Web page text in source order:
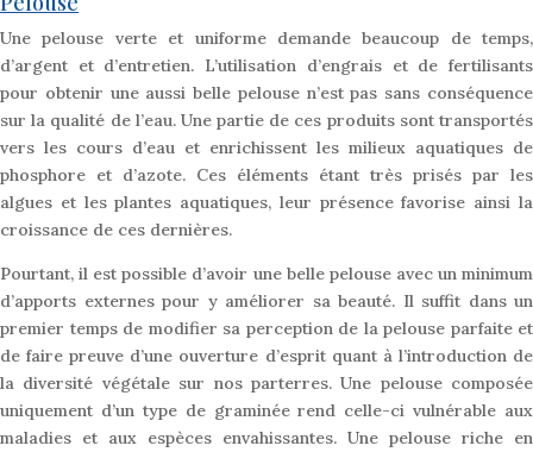
Une pelouse verte et uniforme demande beaucoup de temps,
d’argent et d’entretien. L’utilisation d’engrais et de fertilisants
pour obtenir une aussi belle pelouse n’est pas sans conséquence
sur la qualité de l’eau. Une partie de ces produits sont transportés
vers les cours d’eau et enrichissent les milieux aquatiques de
phosphore et d’azote. Ces éléments étant très prisés par les
algues et les plantes aquatiques, leur présence favorise ainsi la
croissance de ces dernières.
Pourtant, il est possible d’avoir une belle pelouse avec un minimum
d’apports externes pour y améliorer sa beauté. Il suffit dans un
premier temps de modifier sa perception de la pelouse parfaite et
de faire preuve d’une ouverture d’esprit quant à l’introduction de
la diversité végétale sur nos parterres. Une pelouse composée
uniquement d’un type de graminée rend celle-ci vulnérable aux
maladies et aux espèces envahissantes. Une pelouse riche en